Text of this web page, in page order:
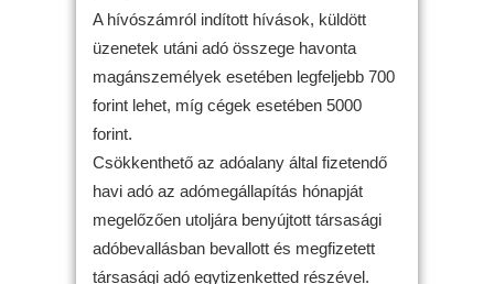
A hívószámról indított hívások, küldött
üzenetek utáni adó összege havonta
magánszemélyek esetében legfeljebb 700
forint lehet, míg cégek esetében 5000
forint.
Csökkenthető az adóalany által fizetendő
havi adó az adómegállapítás hónapját
megelőzően utoljára benyújtott társasági
adóbevallásban bevallott és megfizetett
társasági adó egytizenketted részével.